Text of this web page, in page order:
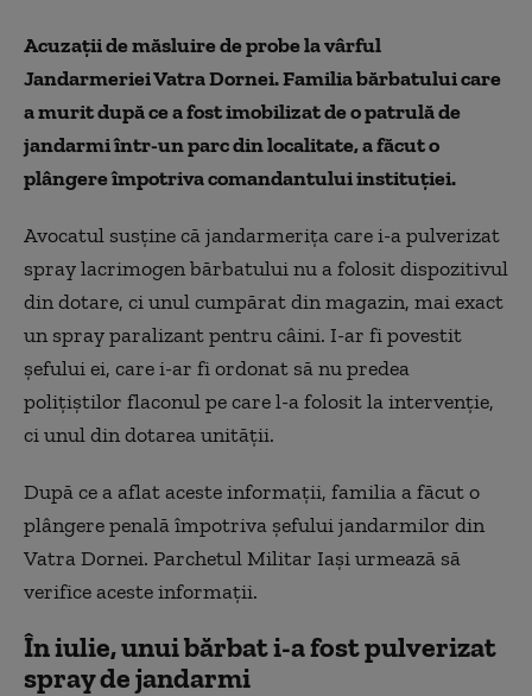
Acuzații de măsluire de probe la vârful
Jandarmeriei Vatra Dornei. Familia bărbatului care
a murit după ce a fost imobilizat de o patrulă de
jandarmi într-un parc din localitate, a făcut o
plângere împotriva comandantului instituției.
Avocatul susține că jandarmerița care i-a pulverizat
spray lacrimogen bărbatului nu a folosit dispozitivul
din dotare, ci unul cumpărat din magazin, mai exact
un spray paralizant pentru câini. I-ar fi povestit
șefului ei, care i-ar fi ordonat să nu predea
polițiștilor flaconul pe care l-a folosit la intervenție,
ci unul din dotarea unității.
După ce a aflat aceste informații, familia a făcut o
plângere penală împotriva șefului jandarmilor din
Vatra Dornei. Parchetul Militar Iași urmează să
verifice aceste informații.
În iulie, unui bărbat i-a fost pulverizat
spray de jandarmi